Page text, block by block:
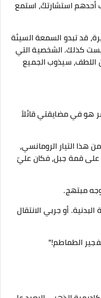
أحدهم استشارتكَ، استمع
قد تبدو السمعة السيئة
كذلك. الشخصية التي
اللطف، سيذوب الجميع
هو في مضايقتي قائلاً
التيار الرومانسي،
على قمة جبل، فكان عليّ
مبتهج.
أو جربي الانتقال
الطماطم!"